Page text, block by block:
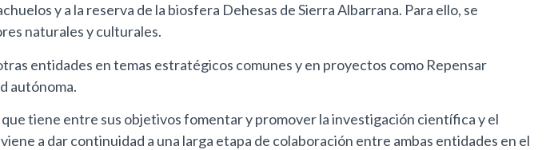
y a la reserva de la biosfera Dehesas de Sierra Albarrana. Para ello, se
naturales y culturales.
entidades en temas estratégicos comunes y en proyectos como Repensar
autónoma.
tiene entre sus objetivos fomentar y promover la investigación científica y el
a dar continuidad a una larga etapa de colaboración entre ambas entidades en el